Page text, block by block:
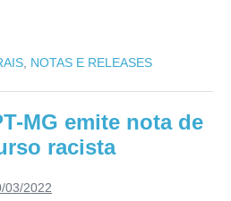
NOTAS E RELEASES
MG emite nota de
racista
03/2022